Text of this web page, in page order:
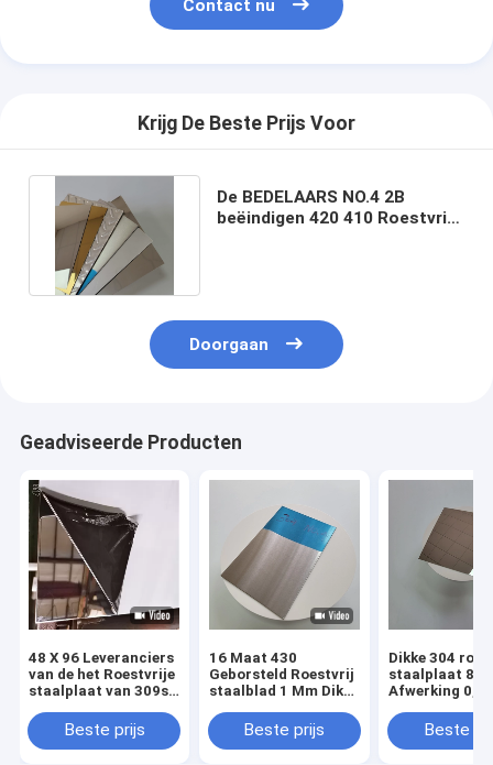
Contact nu
Krijg De Beste Prijs Voor
De BEDELAARS NO.4 2B
beëindigen 420 410 Roestvrij
Doorgaan
Geadviseerde Producten
48 X 96 Leveranciers
van de het Roestvrije
staalplaat van 309s
Beste prijs
16 Maat 430
Geborsteld Roestvrij
staalblad 1 Mm Dikke
Koudgewalst
Beste prijs
Dikke 304
staalplaat 8K
Afwerking 0,3
vormbaarheid
Beste